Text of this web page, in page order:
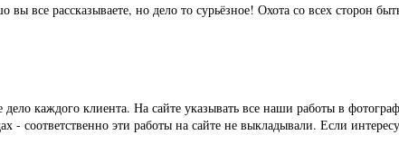
все рассказываете, но дело то сурьёзное! Охота со всех сторон
каждого клиента. На сайте указывать все наши работы в
эти работы на сайте не выкладывали. Если